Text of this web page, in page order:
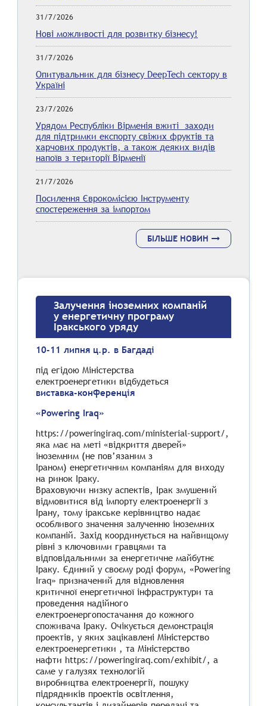
31/7/2026
Нові можливості для розвитку бізнесу!
31/7/2026
Опитувальник для бізнесу DeepTech сектору в
Україні
23/7/2026
Урядом Республіки Вірменія вжиті заходи
для підтримки експорту свіжих фруктів та
харчових продуктів, а також деяких видів
напоїв з території Вірменії
21/7/2026
Посилення Єврокомісією Інструменту
спостереження за імпортом
БІЛЬШЕ НОВИН
Залучення іноземних компаній
у енергетичну програму
Іракського уряду
10-11 липня ц.р. в Багдаді
під егідою Міністерства
електроенергетики відбудеться
виставка-конференція
«Рowering Iraq»
https://poweringiraq.com/ministerial-support/,
яка має на меті «відкриття дверей»
іноземним (не пов’язаним з
Іраном) енергетичним компаніям для виходу
на ринок Іраку.
Враховуючи низку аспектів, Ірак змушений
відмовитися від імпорту електроенергії з
Ірану, тому іракське керівництво надає
особливого значення залученню іноземних
компаній. Захід координується на найвищому
рівні з ключовими гравцями та
відповідальними за енергетичне майбутнє
Іраку. Єдиний у своєму роді форум, «Рowering
Iraq» призначений для відновлення
критичної енергетичної інфраструктури та
проведення надійного
електроенергопостачання до кожного
споживача Іраку. Очікується демонстрація
проектів, у яких зацікавлені Міністерство
електроенергетики , та Міністерство
нафти https://poweringiraq.com/exhibit/, а
саме у галузях технологій
виробництва електроенергії, пошуку
підрядників проектів освітлення,